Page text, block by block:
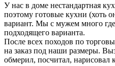
У нас в доме нестандартная
поэтому готовые кухни (хоть
вариант. Мы с мужем много
подходящего варианта.
После всех походов по
на заказ под наши размеры.
обмерил, посчитал,